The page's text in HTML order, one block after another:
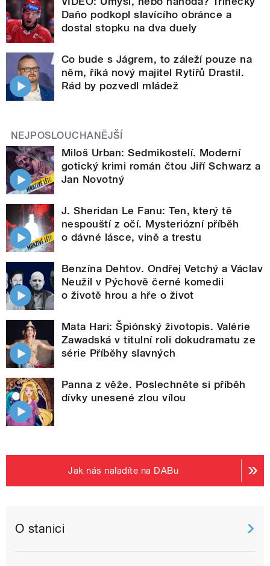
Daňo podkopl slavícího obránce a
dostal stopku na dva duely
Co bude s Jágrem, to záleží pouze na
něm, říká nový majitel Rytířů Drastil.
Rád by pozvedl mládež
NEJPOSLOUCHANĚJŠÍ
Miloš Urban: Sedmikostelí. Moderní
gotický krimi román čtou Jiří Schwarz a
Jan Novotný
J. Sheridan Le Fanu: Ten, který tě
nespouští z očí. Mysteriózní příběh
o dávné lásce, vině a trestu
Benzína Dehtov. Ondřej Vetchý a Václav
Neužil v Pýchově černé komedii
o životě hrou a hře o život
Mata Hari: Špiónský životopis. Valérie
Zawadská v titulní roli dokudramatu ze
série Příběhy slavných
Panna z věže. Poslechněte si příběh
dívky unesené zlou vílou
Jak nás naladíte na DABu
O stanici